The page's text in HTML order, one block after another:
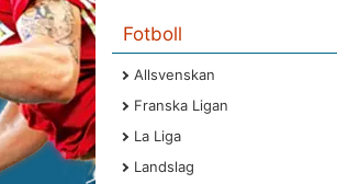
Fotboll
Allsvenskan
Franska Ligan
La Liga
Landslag